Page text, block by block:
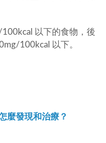
以下的食物，後
100kcal 以下。
麼發現和治療？